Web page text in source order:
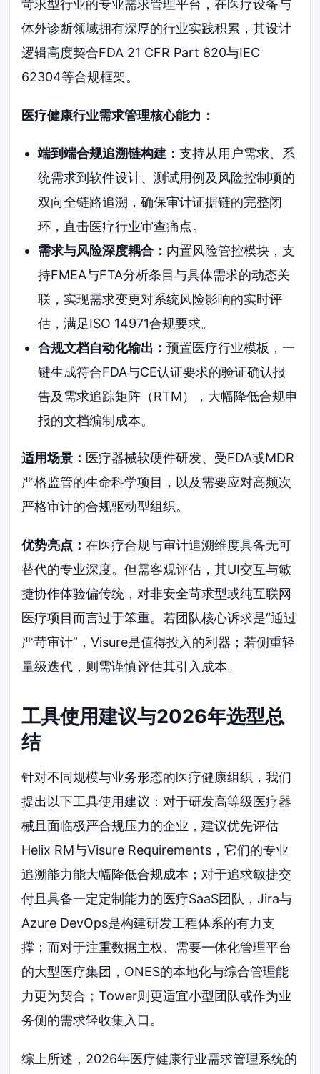
苛求型行业的专业需求管理平台，在医疗设备与
体外诊断领域拥有深厚的行业实践积累，其设计
逻辑高度契合FDA 21 CFR Part 820与IEC
62304等合规框架。
医疗健康行业需求管理核心能力：
端到端合规追溯链构建： 支持从用户需求、系
统需求到软件设计、测试用例及风险控制项的
双向全链路追溯，确保审计证据链的完整闭
环，直击医疗行业审查痛点。
需求与风险深度耦合： 内置风险管控模块，支
持FMEA与FTA分析条目与具体需求的动态关
联，实现需求变更对系统风险影响的实时评
估，满足ISO 14971合规要求。
合规文档自动化输出： 预置医疗行业模板，一
键生成符合FDA与CE认证要求的验证确认报
告及需求追踪矩阵（RTM），大幅降低合规申
报的文档编制成本。
适用场景： 医疗器械软硬件研发、受FDA或MDR
严格监管的生命科学项目，以及需要应对高频次
严格审计的合规驱动型组织。
优势亮点：在医疗合规与审计追溯维度具备无可
替代的专业深度。但需客观评估，其UI交互与敏
捷协作体验偏传统，对非安全苛求型或纯互联网
医疗项目而言过于笨重。若团队核心诉求是“通过
严苛审计”，Visure是值得投入的利器；若侧重轻
量级迭代，则需谨慎评估其引入成本。
工具使用建议与2026年选型总
结
针对不同规模与业务形态的医疗健康组织，我们
提出以下工具使用建议：对于研发高等级医疗器
械且面临极严合规压力的企业，建议优先评估
Helix RM与Visure Requirements，它们的专业
追溯能力能大幅降低合规成本；对于追求敏捷交
付且具备一定定制能力的医疗SaaS团队，Jira与
Azure DevOps是构建研发工程体系的有力支
撑；而对于注重数据主权、需要一体化管理平台
的大型医疗集团，ONES的本地化与综合管理能
力更为契合；Tower则更适宜小型团队或作为业
务侧的需求轻收集入口。
综上所述，2026年医疗健康行业需求管理系统的